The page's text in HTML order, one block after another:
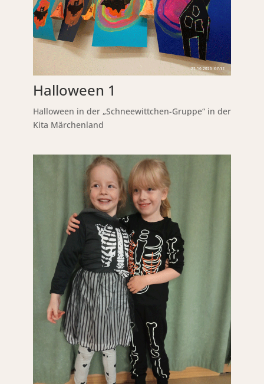
Halloween 1
Halloween in der „Schneewittchen-Gruppe“ in der
Kita Märchenland